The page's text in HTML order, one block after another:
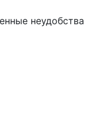
неудобства